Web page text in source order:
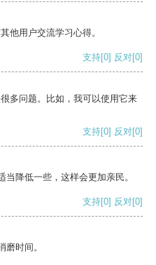
他用户交流学习心得。
支持[0] 反对[0]
多问题。比如，我可以使用它来
支持[0] 反对[0]
降低一些，这样会更加亲民。
支持[0] 反对[0]
时间。